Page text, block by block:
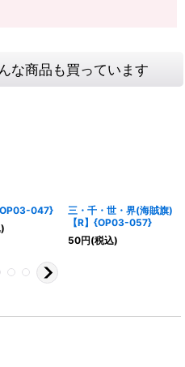
な商品も買っています
047}
三・千・世・界(海賊旗)
【R】{OP03-057}
50円(税込)